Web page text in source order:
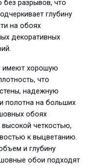
без разрывов, что
глубину
на обоях
декоративных
имеют хорошую
что
надежную
полотна на больших
обоях
высокой четкостью,
к выцветанию.
и глубину
обои подходят